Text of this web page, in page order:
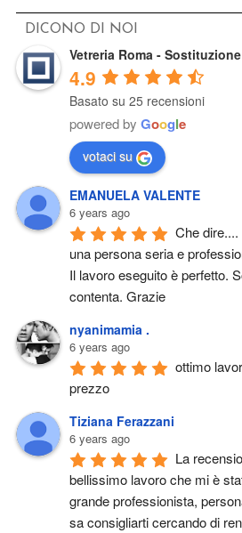
DICONO DI NOI
Vetreria Roma -
4.9
Basato su 25 recensioni
powered by Google
votaci su
EMANUELA VALENTE
6 years ago
Che
una persona seria e
Il lavoro eseguito è perfetto.
contenta. Grazie
nyanimamia .
6 years ago
ottimo
prezzo
Tiziana Ferazzani
6 years ago
La
bellissimo lavoro che mi è
grande professionista,
sa consigliarti cercando di